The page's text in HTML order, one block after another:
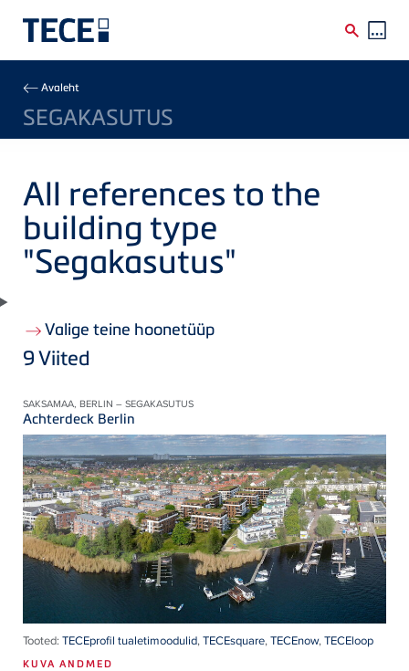
Breadcrumb
Avaleht
SEGAKASUTUS
All references to the
building type
"Segakasutus"
Valige teine hoonetüüp
9Viited
SAKSAMAA, BERLIN – SEGAKASUTUS
Achterdeck Berlin
Tooted: TECEprofil tualetimoodulid,TECEsquare,TECEnow,TECEloop
KUVA ANDMED